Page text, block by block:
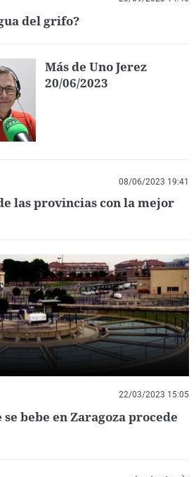
del grifo?
Más de Uno Jerez
20/06/2023
08/06/2023 19:41
las provincias con la mejor
22/03/2023 15:05
se bebe en Zaragoza procede